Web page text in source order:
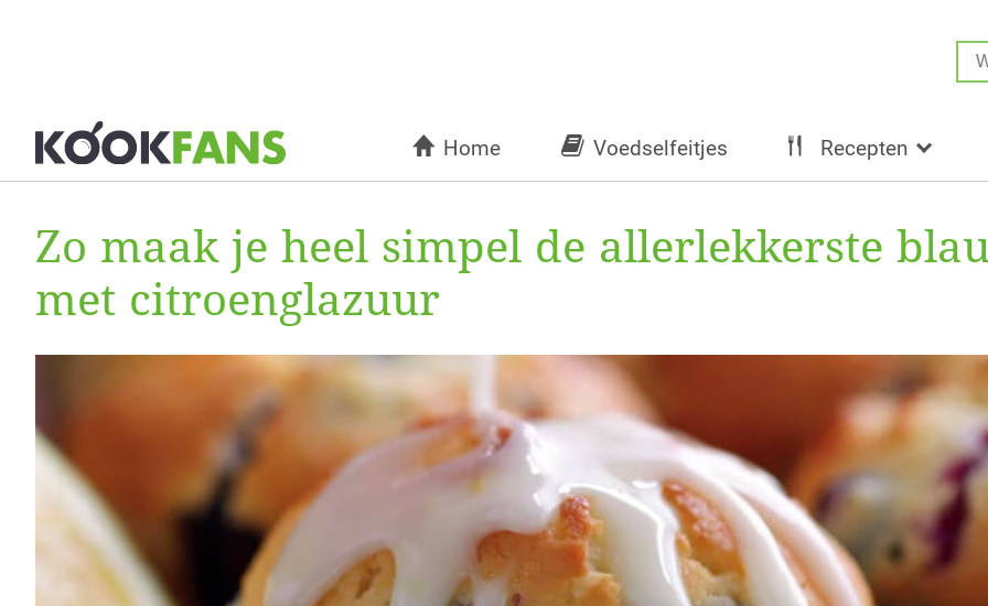
Home Voedselfeitjes Recepten
Zo maak je heel simpel de allerlekkerste
met citroenglazuur